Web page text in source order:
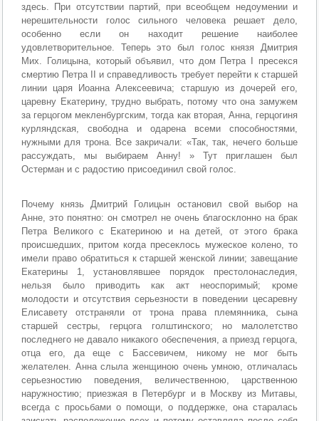
здесь. При отсутствии партий, при всеобщем недоумении и
нерешительности голос сильного человека решает дело,
особенно если он находит решение наиболее
удовлетворительное. Теперь это был голос князя Дмитрия
Мих. Голицына, который объявил, что дом Петра I пресекся
смертию Петра II и справедливость требует перейти к старшей
линии царя Иоанна Алексеевича; старшую из дочерей его,
царевну Екатерину, трудно выбрать, потому что она замужем
за герцогом мекленбургским, тогда как вторая, Анна, герцогиня
курляндская, свободна и одарена всеми способностями,
нужными для трона. Все закричали: «Так, так, нечего больше
рассуждать, мы выбираем Анну! » Тут приглашен был
Остерман и с радостию присоединил свой голос.
Почему князь Дмитрий Голицын остановил свой выбор на
Анне, это понятно: он смотрел не очень благосклонно на брак
Петра Великого с Екатериною и на детей, от этого брака
происшедших, притом когда пресеклось мужеское колено, то
имели право обратиться к старшей женской линии; завещание
Екатерины 1, установлявшее порядок престолонаследия,
нельзя было приводить как акт неоспоримый; кроме
молодости и отсутствия серьезности в поведении цесаревну
Елисавету отстраняли от трона права племянника, сына
старшей сестры, герцога голштинского; но малолетство
последнего не давало никакого обеспечения, а приезд герцога,
отца его, да еще с Бассевичем, никому не мог быть
желателен. Анна слыла женщиною очень умною, отличалась
серьезностию поведения, величественною, царственною
наружностию; приезжая в Петербург и в Москву из Митавы,
всегда с просьбами о помощи, о поддержке, она старалась